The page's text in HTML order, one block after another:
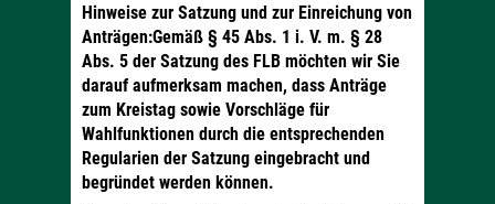
Hinweise zur Satzung und zur Einreichung von
Anträgen:Gemäß § 45 Abs. 1 i. V. m. § 28
Abs. 5 der Satzung des FLB möchten wir Sie
darauf aufmerksam machen, dass Anträge
zum Kreistag sowie Vorschläge für
Wahlfunktionen durch die entsprechenden
Regularien der Satzung eingebracht und
begründet werden können.